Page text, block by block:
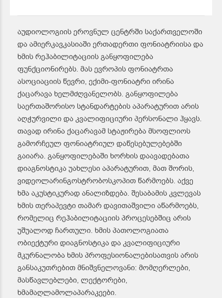
აუდიოლოგიის ეროვნულ ცენტრში საქართველოში
და ამიერკავკასიაში ერთადერთი ფონიატრიისა და
ხმის რეჰაბილიტაციის განყოფილება
ფუნქციონირებს. მას ევროპის ფონიატრთა
ასოციაციის წევრი, ექიმი-ფონიატრი ირინა
ქაცარავა ხელმძღვანელობს. განყოფილება
საერთაშორისო სტანდარტების აპარატურით არის
აღჭურვილი და კვალიფიციური პერსონალი ჰყავს.
თავად ირინა ქაცარავამ სტაჟირება მსოფლიოს
გამორჩეულ ფონიატრიულ დაწესებულებებში
გაიარა. განყოფილებაში ხორხის დაავადებათა
დიაგნოსტიკა უახლესი აპარატურით, მათ შორის,
ვიდეოლარინგოსტრობოსკოპით წარმოებს. აქვე
ხმა აკუსტიკურად ანალიზდება. შესაბამის კვლევას
ხმის თერაპევტი თამარ დავითაშვილი აწარმოებს,
რომელიც რეჰაბილიტაციის პროცესებშიც არის
უშუალოდ ჩართული. ხმის პათოლოგიათა
ობიექტური დიაგნოსტიკა და კვალიფიციური
მკურნალობა ხმის პროფესიონალებისათვის არის
განსაკუთრებით მნიშვნელოვანი: მომღერლები,
მასწავლებლები, ლექტორები,
ხმამაღლამოლაპარაკეები.